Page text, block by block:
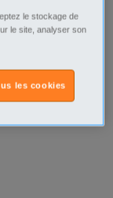
le stockage de
le site, analyser son
les cookies